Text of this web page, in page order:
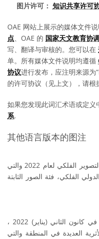
图片许可： 知识共享许可
OAE 网站上展示的媒体文件说
点、OAE 的 国家天文教育协
写、翻译与审核的。您可以在
单。所有媒体文件说明均遵循
协议进行发布，应注明来源为
的许可协议（见上文），请根
如果您发现此词汇术语或定
系.
其他语言版本的图注
صورة تذكارية من مسابقة التصوير الفلكي لعام 2022 والتي
الفلكي، فئة الصور الثابتة
التقطت هذه الصورة من جنوب العراق في كانون الثاني (يناير) 2022 ،
العديدة في المنطقة والتي